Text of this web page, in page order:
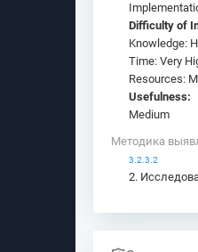
Difficulty of
Knowledge:
Time: Very
Resources:
Usefulness:
Medium
Методика
3.2.3.2
2.